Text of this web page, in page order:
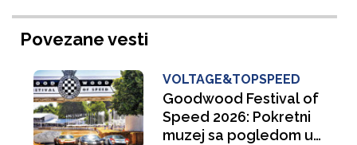
Povezane vesti
VOLTAGE&TOPSPEED
Goodwood Festival of
Speed 2026: Pokretni
muzej sa pogledom u